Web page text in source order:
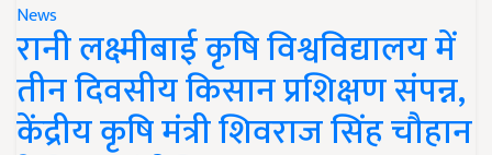
News
रानी लक्ष्मीबाई कृषि विश्वविद्यालय में
तीन दिवसीय किसान प्रशिक्षण संपन्न,
केंद्रीय कृषि मंत्री शिवराज सिंह चौहान